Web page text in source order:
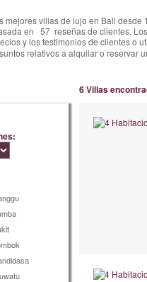
mejores villas de lujo en Bali
en 57reseñas de clientes.
y los testimonios de clientes o
relativos a alquilar o
6 Villas